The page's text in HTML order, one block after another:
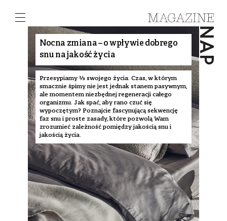
Nocna zmiana – o wpływie dobrego
snu na jakość życia
Przesypiamy ⅓ swojego życia. Czas, w którym
smacznie śpimy nie jest jednak stanem pasywnym,
ale momentem niezbędnej regeneracji całego
organizmu. Jak spać, aby rano czuć się
wypoczętym? Poznajcie fascynującą sekwencję
faz snu i proste zasady, które pozwolą Wam
zrozumieć zależność pomiędzy jakością snu i
jakością życia.